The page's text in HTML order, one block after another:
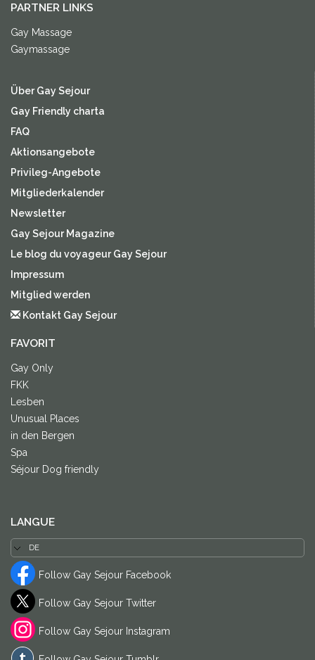
PARTNER LINKS
Gay Massage
Gaymassage
Über Gay Sejour
Gay Friendly charta
FAQ
Aktionsangebote
Privileg-Angebote
Mitgliederkalender
Newsletter
Gay Sejour Magazine
Le blog du voyageur Gay Sejour
Impressum
Mitglied werden
Kontakt Gay Sejour
FAVORIT
Gay Only
FKK
Lesben
Unusual Places
in den Bergen
Spa
Séjour Dog friendly
LANGUE
Follow Gay Sejour Facebook
Follow Gay Sejour Twitter
Follow Gay Sejour Instagram